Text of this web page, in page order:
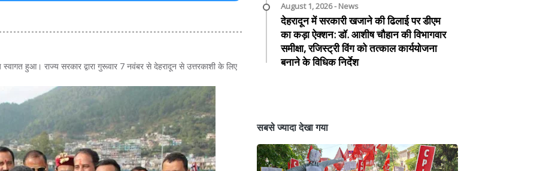
स्वागत हुआ। राज्य सरकार द्वारा गुरूवार 7 नवंबर से देहरादून से उत्तरकाशी के लिए
August 1, 2026 - News
देहरादून में सरकारी खजाने की ढिलाई पर डीएम
का कड़ा ऐक्शन: डॉ. आशीष चौहान की विभागवार
समीक्षा, रजिस्ट्री विंग को तत्काल कार्ययोजना
बनाने के विधिक निर्देश
सबसे ज्यादा देखा गया